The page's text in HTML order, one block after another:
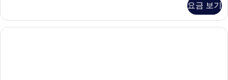
보
기
자
세
히
요금 보기